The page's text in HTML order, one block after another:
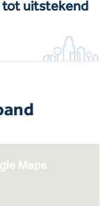
tot uitstekend
Maps